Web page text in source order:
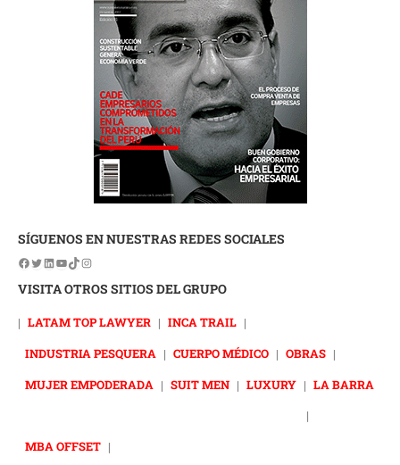
SÍGUENOS EN NUESTRAS REDES SOCIALES
VISITA OTROS SITIOS DEL GRUPO
| LATAM TOP LAWYER | INCA TRAIL |
INDUSTRIA PESQUERA | CUERPO MÉDICO | OBRAS |
MUJER EMPODERADA | SUIT MEN | LUXURY | LA BARRA
|
MBA OFFSET |